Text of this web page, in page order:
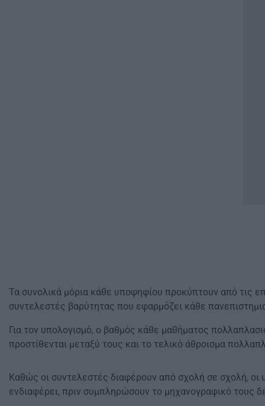
Τα συνολικά μόρια κάθε υποψηφίου προκύπτουν από τις
συντελεστές βαρύτητας που εφαρμόζει κάθε
Για τον υπολογισμό, ο βαθμός κάθε μαθήματος
προστίθενται μεταξύ τους και το τελικό άθροισμα
Καθώς οι συντελεστές διαφέρουν από σχολή σε σχολή, οι
ενδιαφέρει, πριν συμπληρώσουν το μηχανογραφικό τους